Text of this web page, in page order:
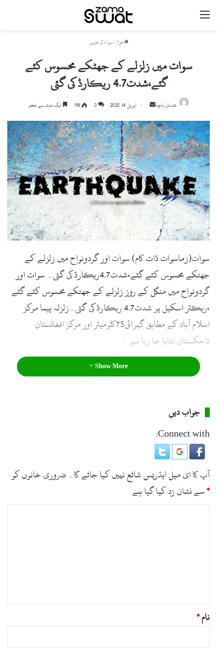
ھوم / سوات کی خبریں
سوات میں زلزلے کے جھٹکے محسوس کئے
گئے،شدت4.7 ریکارڈ کی گئی
عدنان باچا
n
d
a
n
e
m
a
l
اپریل 14, 2020 0
119 ایک منٹ سے کم
سوات(زماسوات ڈاٹ کام) سوات اور گردونواح میں زلزلے کے
جھٹکے محسوس کئے گئے،شدت4.7ریکارڈ کی گئی۔ سوات اور
گردونواح میں منگل کے روز زلزلے کے جھٹکے محسوس کئے گئے
،ریکٹر اسکیل پر شدت4.7 ریکارڈ کی گئی۔زلزلہ پیما مرکز
اسلام آباد کے مطابق گہرائی75کلومیٹر اور مرکز افغانستان
تاجکستان بتایا جا رہا ہے ۔
Show More
جواب دیں
Connect with:
آپ کا ای میل ایڈریس شائع نہیں کیا جائے گا۔ ضروری خانوں کو
*سے نشان زد کیا گیا ہے
نام*